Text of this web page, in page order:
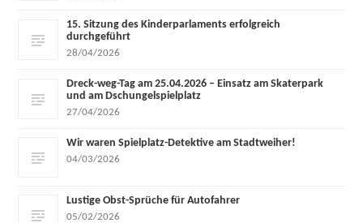
15. Sitzung des Kinderparlaments erfolgreich
durchgeführt
28/04/2026
Dreck-weg-Tag am 25.04.2026 – Einsatz am Skaterpark
und am Dschungelspielplatz
27/04/2026
Wir waren Spielplatz-Detektive am Stadtweiher!
04/03/2026
Lustige Obst-Sprüche für Autofahrer
05/02/2026